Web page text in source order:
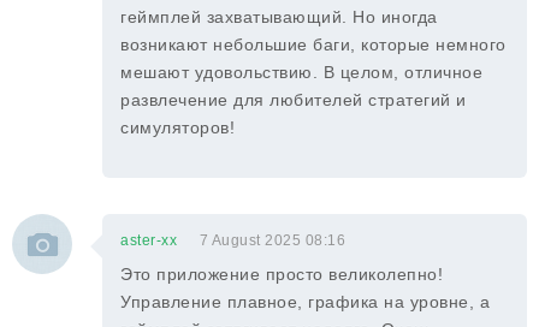
геймплей захватывающий. Но иногда
возникают небольшие баги, которые немного
мешают удовольствию. В целом, отличное
развлечение для любителей стратегий и
симуляторов!
aster-xx 7 August 2025 08:16
Это приложение просто великолепно!
Управление плавное, графика на уровне, а